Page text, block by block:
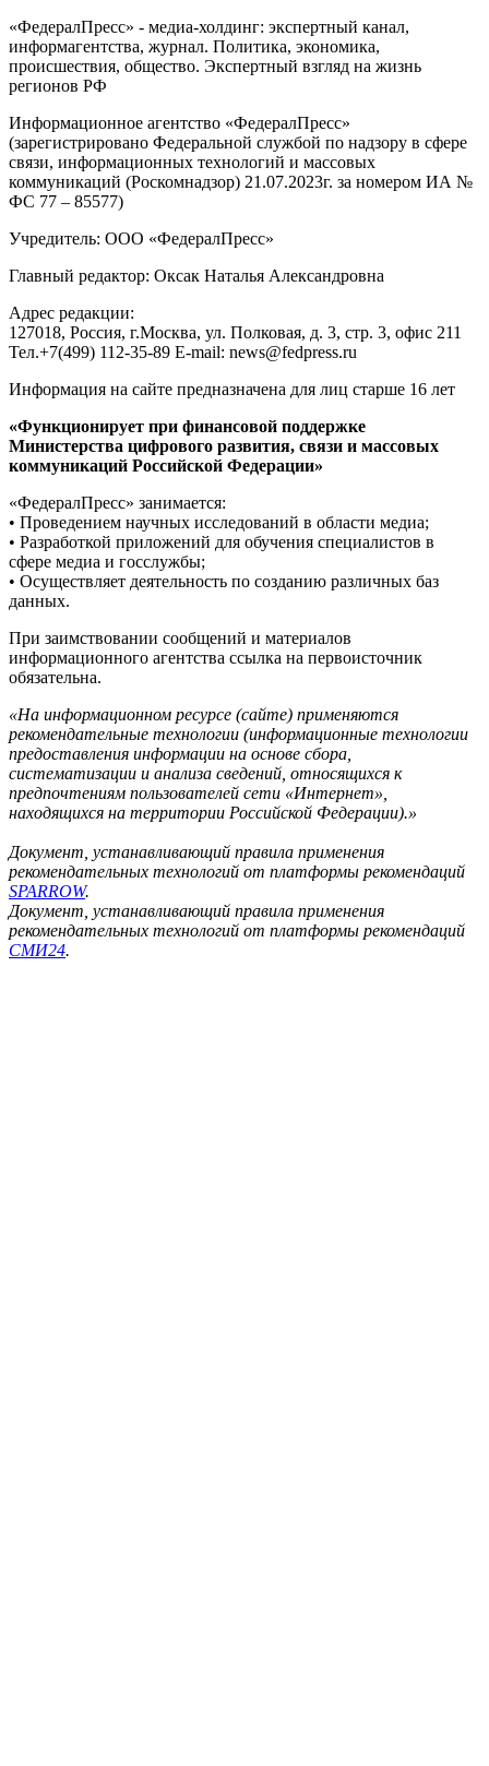
«ФедералПресс» - медиа-холдинг: экспертный канал,
информагентства, журнал. Политика, экономика,
происшествия, общество. Экспертный взгляд на жизнь
регионов РФ
Информационное агентство «ФедералПресс»
(зарегистрировано Федеральной службой по надзору в сфере
связи, информационных технологий и массовых
коммуникаций (Роскомнадзор) 21.07.2023г. за номером ИА №
ФС 77 – 85577)
Учредитель: ООО «ФедералПресс»
Главный редактор: Оксак Наталья Александровна
Адрес редакции:
127018, Россия, г.Москва, ул. Полковая, д. 3, стр. 3, офис 211
Тел.+7(499) 112-35-89 E-mail: news@fedpress.ru
Информация на сайте предназначена для лиц старше 16 лет
«Функционирует при финансовой поддержке
Министерства цифрового развития, связи и массовых
коммуникаций Российской Федерации»
«ФедералПресс» занимается:
• Проведением научных исследований в области медиа;
• Разработкой приложений для обучения специалистов в
сфере медиа и госслужбы;
• Осуществляет деятельность по созданию различных баз
данных.
При заимствовании сообщений и материалов
информационного агентства ссылка на первоисточник
обязательна.
«На информационном ресурсе (сайте) применяются
рекомендательные технологии (информационные технологии
предоставления информации на основе сбора,
систематизации и анализа сведений, относящихся к
предпочтениям пользователей сети «Интернет»,
находящихся на территории Российской Федерации).»
Документ, устанавливающий правила применения
рекомендательных технологий от платформы рекомендаций
SPARROW.
Документ, устанавливающий правила применения
рекомендательных технологий от платформы рекомендаций
СМИ24.